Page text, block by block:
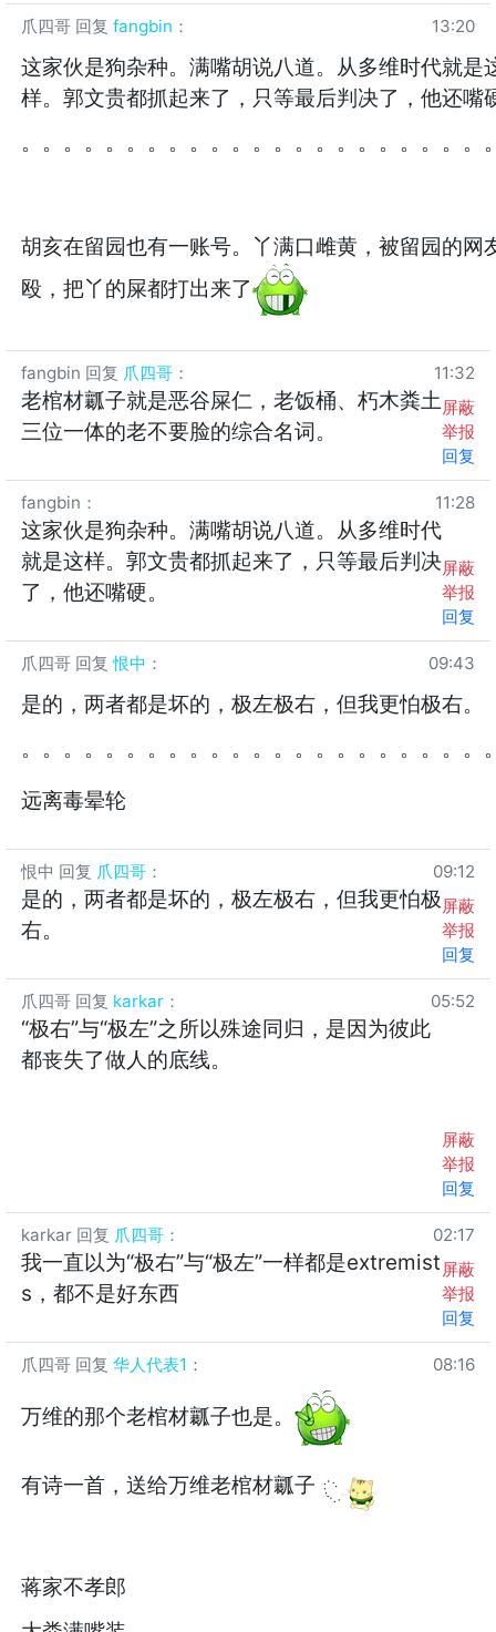
爪四哥 回复 fangbin ： 13:20
这家伙是狗杂种。满嘴胡说八道。从多维时代就是
样。郭文贵都抓起来了，只等最后判决了，他还嘴
。。。。。。。。。。。。。。。。。。。。。。
胡亥在留园也有一账号。丫满口雌黄，被留园的网
殴，把丫的屎都打出来了
fangbin 回复 爪四哥 ： 11:32
老棺材瓤子就是恶谷屎仁，老饭桶、朽木粪土
三位一体的老不要脸的综合名词。
屏蔽
举报
回复
fangbin ： 11:28
这家伙是狗杂种。满嘴胡说八道。从多维时代
就是这样。郭文贵都抓起来了，只等最后判决
了，他还嘴硬。
屏蔽
举报
回复
爪四哥 回复恨中 ： 09:43
是的，两者都是坏的，极左极右，但我更怕极右。
。。。。。。。。。。。。。。。。。。。。。。
远离毒晕轮
恨中 回复 爪四哥 ： 09:12
是的，两者都是坏的，极左极右，但我更怕极
右。
屏蔽
举报
回复
爪四哥 回复 karkar ： 05:52
“极右”与“极左”之所以殊途同归，是因为彼此
都丧失了做人的底线。
屏蔽
举报
回复
karkar 回复 爪四哥 ： 02:17
我一直以为“极右”与“极左”一样都是extremist
s，都不是好东西
屏蔽
举报
回复
爪四哥 回复 华人代表1 ： 08:16
万维的那个老棺材瓤子也是。
有诗一首，送给万维老棺材瓤子
蒋家不孝郎